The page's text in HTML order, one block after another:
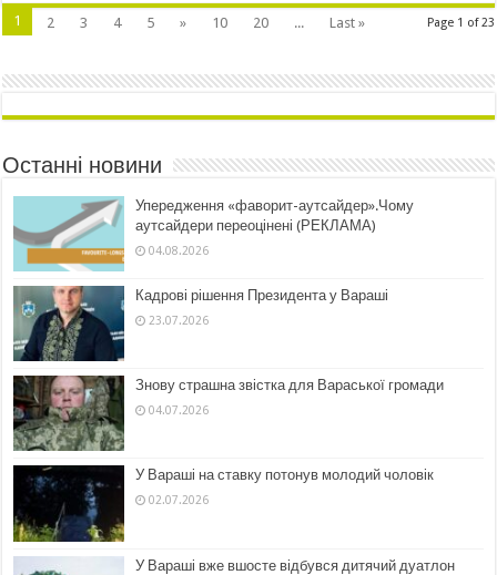
Page 1 of 23
1 2 3 4 5 » 10 20 ... Last »
Останні новини
Упередження «фаворит-аутсайдер».Чому
аутсайдери переоцінені (РЕКЛАМА)
04.08.2026
Кадрові рішення Президента у Вараші
23.07.2026
Знову страшна звістка для Вараської громади
04.07.2026
У Вараші на ставку потонув молодий чоловік
02.07.2026
У Вараші вже вшосте відбувся дитячий дуатлон